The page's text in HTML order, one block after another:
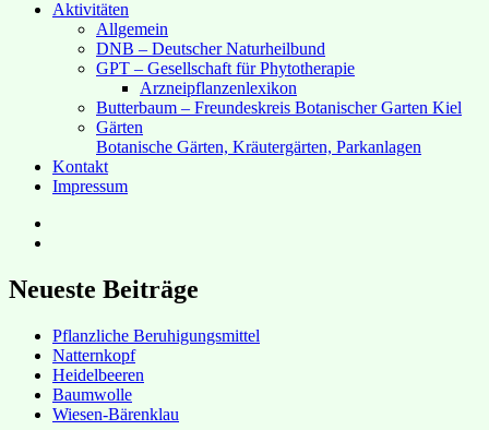
Aktivitäten
Allgemein
DNB – Deutscher Naturheilbund
GPT – Gesellschaft für Phytotherapie
Arzneipflanzenlexikon
Butterbaum – Freundeskreis Botanischer Garten Kiel
Gärten
Botanische Gärten, Kräutergärten, Parkanlagen
Kontakt
Impressum
Instagram
Neueste Beiträge
Pflanzliche Beruhigungsmittel
Natternkopf
Heidelbeeren
Baumwolle
Wiesen-Bärenklau